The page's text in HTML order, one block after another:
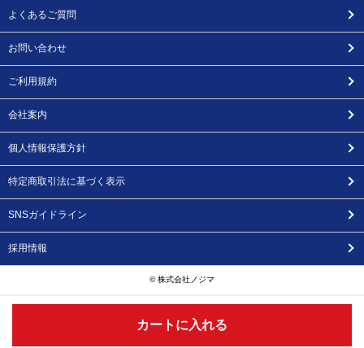
カートに入れる
よくあるご質問
お問い合わせ
ご利用規約
会社案内
個人情報保護方針
特定商取引法に基づく表示
SNSガイドライン
採用情報
© 株式会社ノジマ